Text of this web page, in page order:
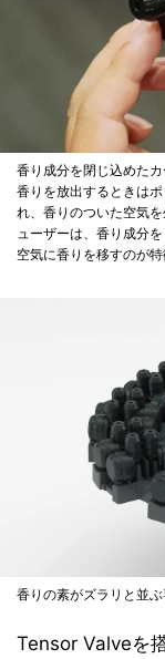
香り成分を閉じ込めた
香りを放出するときは
れ、香りのついた空気
ューザーは、香り成分
空気に香りを移すのが
香りの素がズラリと並
Tensor Valveを